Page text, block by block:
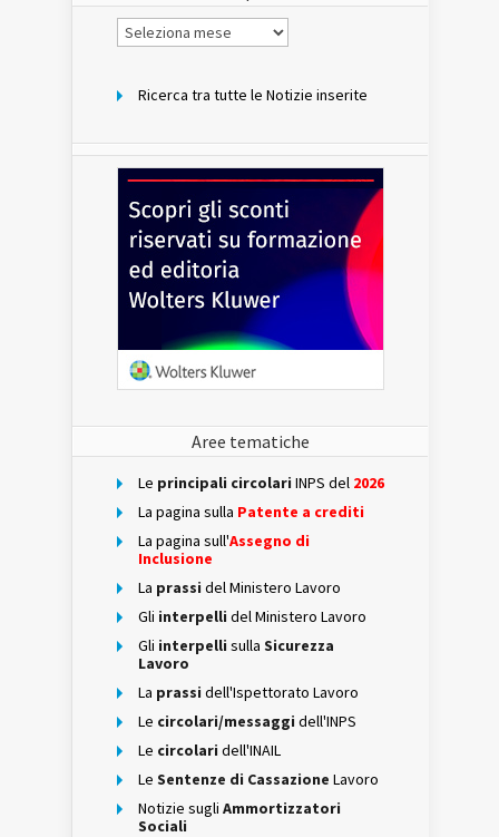
Notizie
per
Ricerca tra tutte le Notizie inserite
Aree tematiche
Le principali circolari INPS del 2026
La pagina sulla Patente a crediti
La pagina sull'Assegno di
Inclusione
La prassi del Ministero Lavoro
Gli interpelli del Ministero Lavoro
Gli interpelli sulla Sicurezza
Lavoro
La prassi dell'Ispettorato Lavoro
Le circolari/messaggi dell'INPS
Le circolari dell'INAIL
Le Sentenze di Cassazione Lavoro
Notizie sugli Ammortizzatori
Sociali